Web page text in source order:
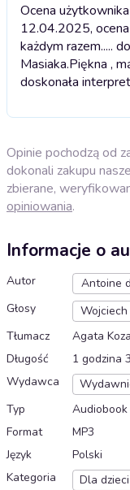
Ocena
12.04.2025, ocena
każdym razem.....
Masiaka.Piękna ,
doskonała
Opinie pochodzą od
dokonali zakupu
zbierane,
opiniowania.
Informacje o
Autor
Antoine
Głosy
Tłumacz
Agata
Długość
1 godzina
Wydawca
Typ
Audiobook
Format
MP3
Język
Polski
Kategoria
Dla dzieci